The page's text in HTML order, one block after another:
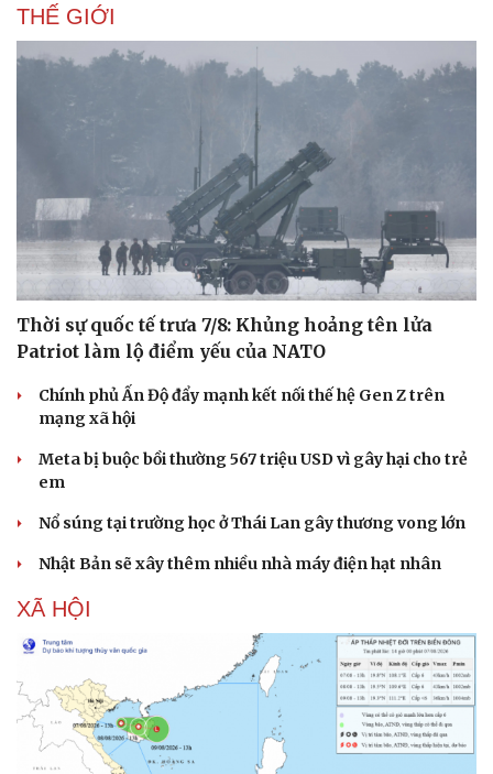
Bóng đá
Lịch thi đấu bóng đá
Thế giới thể thao
Hậu trường
Ô tô - Xe máy
Ô tô
Xe máy
Tư vấn
THẾ GIỚI
Thời sự quốc tế trưa 7/8: Khủng hoảng tên lửa
Patriot làm lộ điểm yếu của NATO
Chính phủ Ấn Độ đẩy mạnh kết nối thế hệ Gen Z trên
mạng xã hội
Meta bị buộc bồi thường 567 triệu USD vì gây hại cho trẻ
em
Nổ súng tại trường học ở Thái Lan gây thương vong lớn
Nhật Bản sẽ xây thêm nhiều nhà máy điện hạt nhân
XÃ HỘI